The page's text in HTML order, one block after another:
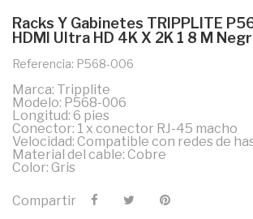
Racks Y Gabinetes TRIPPLITE
HDMI Ultra HD 4K X 2K 1 8 M
Referencia: P568-006
Marca: Tripplite
Modelo: P568-006
Longitud: 6 pies
Conector: 1 x conector RJ-45 macho
Velocidad: Compatible con redes de
Material del cable: Cobre
Color: Gris
Compartir